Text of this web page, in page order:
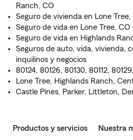
Ranch, CO
Seguro de vivienda en Lone Tree,
Seguro de vida en Lone Tree, CO
Seguro de vida en Highlands
Seguros de auto, vida, vivienda,
inquilinos y negocios
80124, 80126, 80130, 80112,
Lone Tree, Highlands Ranch,
Castle Pines, Parker, Littleton,
Productos y servicios Nuestra